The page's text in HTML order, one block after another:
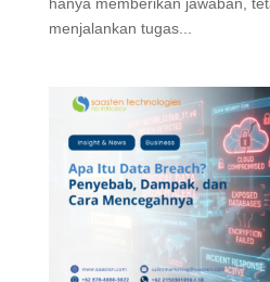
menjalankan tugas...